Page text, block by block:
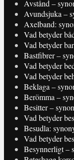
Avstånd –
Avundsjuka –
Axelband:
Vad betyder
Vad betyder
Bastfibrer –
Vad betyder
Vad betyder
Beklaga –
Berömma –
Besitter –
Vad betyder
Besudla:
Vad betyder
Besynnerligt –